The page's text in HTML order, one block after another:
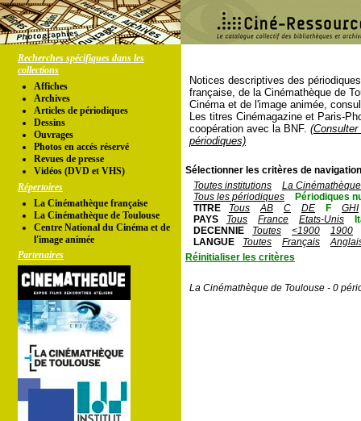
Recherches spécifiques dans les
collections
Affiches
Archives
Articles de périodiques
Dessins
Ouvrages
Photos en accés réservé
Revues de presse
Vidéos (DVD et VHS)
Répertoires
La Cinémathèque française
La Cinémathèque de Toulouse
Centre National du Cinéma et de
l'image animée
Partenaires
Notices descriptives des
française, de la Cinémathèque de
Cinéma et de l'image animée,
Les titres Cinémagazine et Paris-
coopération avec la BNF.
périodiques)
Sélectionner les critères de
Toutes institutions
La
Tous les périodiques
Périodiques
TITRE
Tous AB C DE F
GHI
PAYS
Tous France Etats-Unis
DECENNIE
Toutes <1900
1900
LANGUE
Toutes Français
Réinitialiser les critères
La Cinémathèque de Toulouse - 0